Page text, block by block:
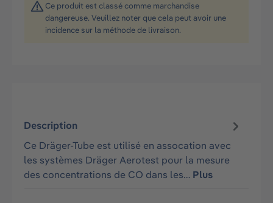
Ce produit est classé comme marchandise
dangereuse. Veuillez noter que cela peut avoir une
incidence sur la méthode de livraison.
Description
Ce Dräger-Tube est utilisé en assocation avec
les systèmes Dräger Aerotest pour la mesure
des concentrations de CO dans les… Plus